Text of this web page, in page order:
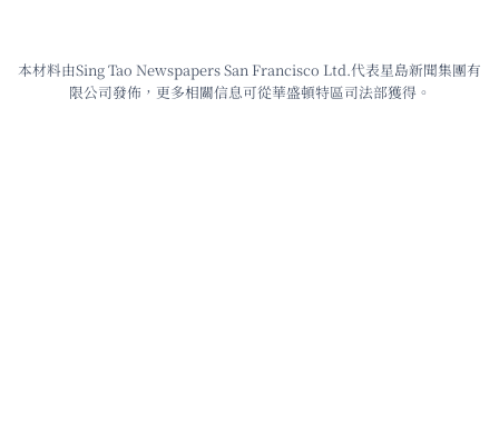
本材料由Sing Tao Newspapers San Francisco Ltd.代表星島新聞集團有
限公司發佈，更多相關信息可從華盛頓特區司法部獲得。